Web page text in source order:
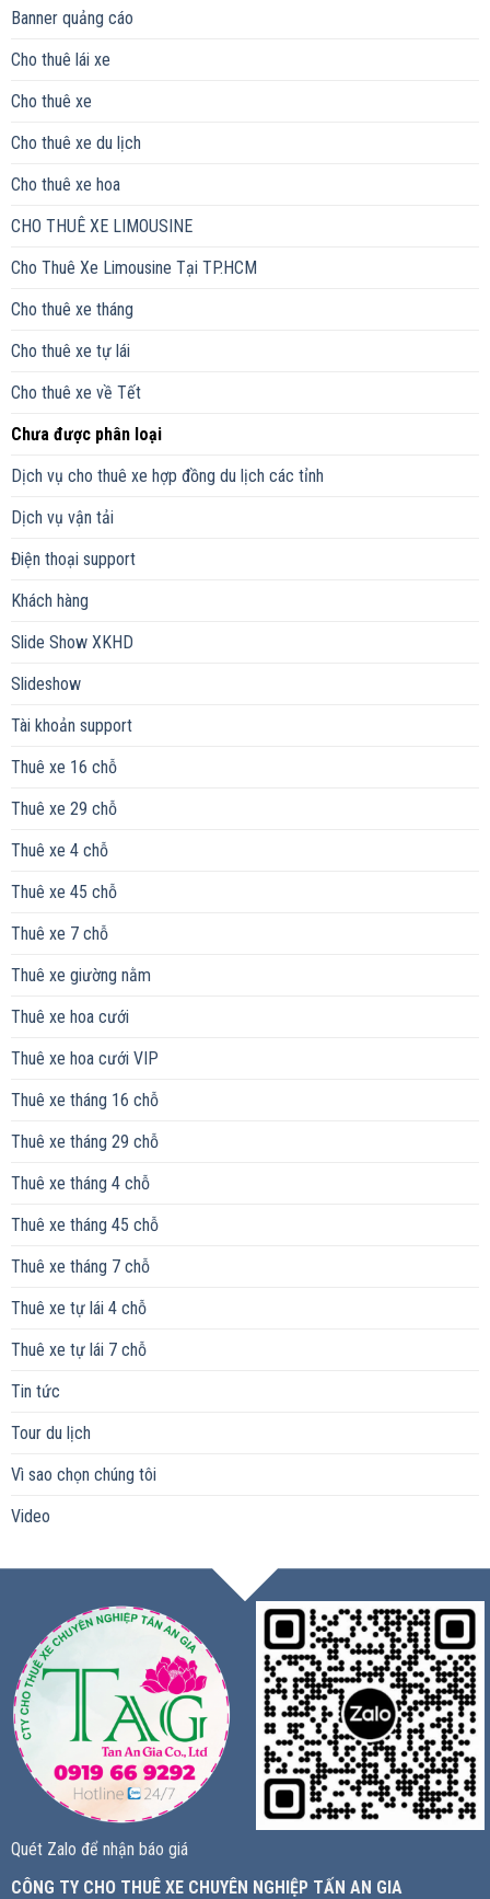
Banner quảng cáo
Cho thuê lái xe
Cho thuê xe
Cho thuê xe du lịch
Cho thuê xe hoa
CHO THUÊ XE LIMOUSINE
Cho Thuê Xe Limousine Tại TP.HCM
Cho thuê xe tháng
Cho thuê xe tự lái
Cho thuê xe về Tết
Chưa được phân loại
Dịch vụ cho thuê xe hợp đồng du lịch các tỉnh
Dịch vụ vận tải
Điện thoại support
Khách hàng
Slide Show XKHD
Slideshow
Tài khoản support
Thuê xe 16 chỗ
Thuê xe 29 chỗ
Thuê xe 4 chỗ
Thuê xe 45 chỗ
Thuê xe 7 chỗ
Thuê xe giường nằm
Thuê xe hoa cưới
Thuê xe hoa cưới VIP
Thuê xe tháng 16 chỗ
Thuê xe tháng 29 chỗ
Thuê xe tháng 4 chỗ
Thuê xe tháng 45 chỗ
Thuê xe tháng 7 chỗ
Thuê xe tự lái 4 chỗ
Thuê xe tự lái 7 chỗ
Tin tức
Tour du lịch
Vì sao chọn chúng tôi
Video
Quét Zalo để nhận báo giá
CÔNG TY CHO THUÊ XE CHUYÊN NGHIỆP TẤN AN GIA